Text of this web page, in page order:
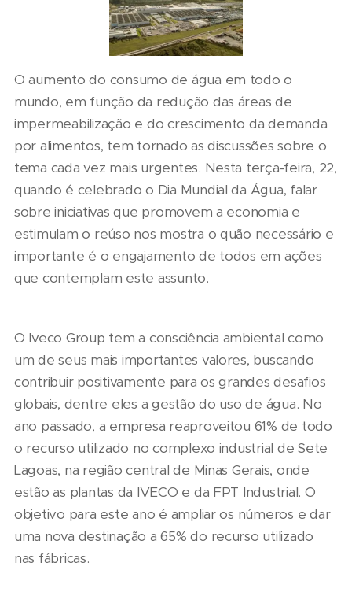
O aumento do consumo de água em todo o
mundo, em função da redução das áreas de
impermeabilização e do crescimento da demanda
por alimentos, tem tornado as discussões sobre o
tema cada vez mais urgentes. Nesta terça-feira, 22,
quando é celebrado o Dia Mundial da Água, falar
sobre iniciativas que promovem a economia e
estimulam o reúso nos mostra o quão necessário e
importante é o engajamento de todos em ações
que contemplam este assunto.
O Iveco Group tem a consciência ambiental como
um de seus mais importantes valores, buscando
contribuir positivamente para os grandes desafios
globais, dentre eles a gestão do uso de água. No
ano passado, a empresa reaproveitou 61% de todo
o recurso utilizado no complexo industrial de Sete
Lagoas, na região central de Minas Gerais, onde
estão as plantas da IVECO e da FPT Industrial. O
objetivo para este ano é ampliar os números e dar
uma nova destinação a 65% do recurso utilizado
nas fábricas.